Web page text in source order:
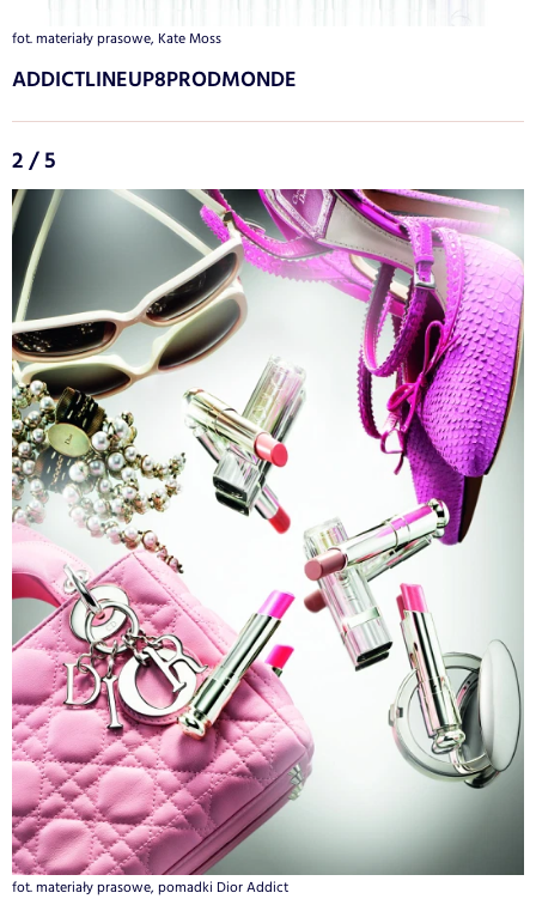
fot. materiały prasowe, Kate Moss
ADDICTLINEUP8PRODMONDE
2 / 5
fot. materiały prasowe, pomadki Dior Addict